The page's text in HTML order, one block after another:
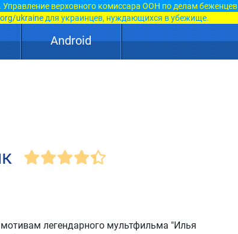
верховного комиссара ООН по делам беженцев
ukraine для украинцев, нуждающихся в убежище.
Android
легендарного мультфильма "Илья